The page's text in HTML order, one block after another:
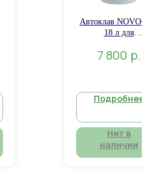
Автоклав
18 л для
7 800 р.
Подробнее
Нет в
наличии